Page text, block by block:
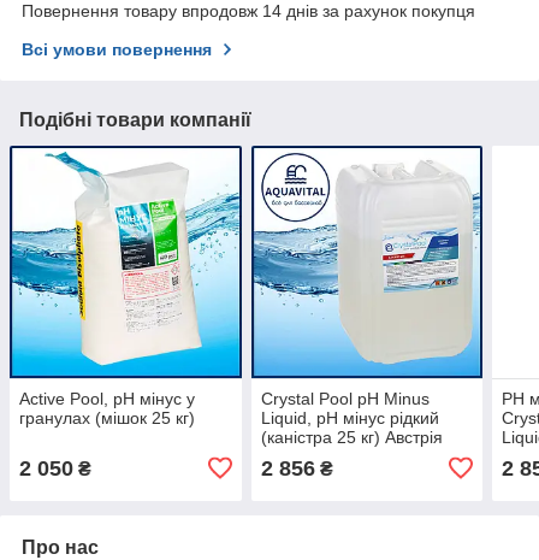
Повернення товару впродовж 14 днів за рахунок покупця
Всі умови повернення
Подібні товари компанії
Active Pool, pH мінус у
гранулах (мішок 25 кг)
2 050 ₴
Crystal Pool pH Minus
Liquid, рН мінус рідкий
(каністра 25 кг) Австрія
2 856₴
PH
2
Про нас